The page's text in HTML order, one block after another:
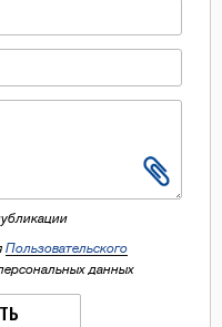
Пользовательского
данных